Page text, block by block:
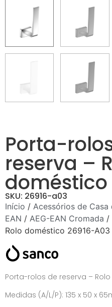
Porta-
reserva –
doméstico
SKU: 26916-a03
Início / Acessórios de Casa
EAN / AEG-EAN Cromada /
Rolo doméstico 26916-A03
Porta-rolos de reserva –
Medidas (A/L/P): 135 x 50 x